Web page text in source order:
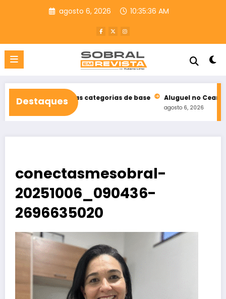
agosto 6, 2026 10:35:37 AM
Destaques
suas categorias de base Aluguel no Ceará registra queda
conectasmesobral-
20251006_090436-
2696635020